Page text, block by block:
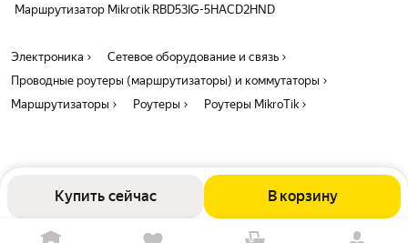
Купить сейчас В корзину
Маршрутизатор Mikrotik RBD53IG-5HACD2HND
Электроника
Сетевое оборудование и связь
Проводные роутеры (маршрутизаторы) и коммутаторы
Маршрутизаторы
Роутеры Роутеры MikroTik